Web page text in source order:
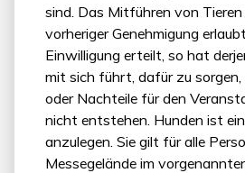
sind. Das Mitführen von
vorheriger Genehmigung
Einwilligung erteilt, so hat
mit sich führt, dafür zu sorgen,
oder Nachteile für den
nicht entstehen. Hunden ist
anzulegen. Sie gilt für alle
Messegelände im